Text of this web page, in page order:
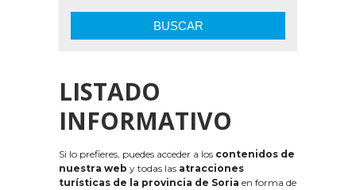
BUSCAR
LISTADO
INFORMATIVO
Si lo prefieres, puedes acceder a los contenidos de
nuestra web y todas las atracciones
turísticas de la provincia de Soria en forma de